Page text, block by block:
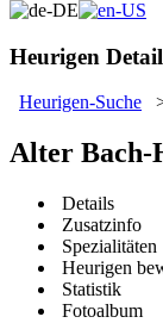
Heurigen Detail
Heurigen-Suche
Alter Bach-
Details
Zusatzinfo
Spezialitäten
Heurigen
Statistik
Fotoalbum